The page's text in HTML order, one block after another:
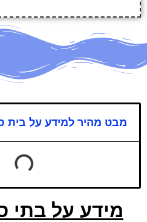
מבט מהיר למידע על בית
מידע על בתי